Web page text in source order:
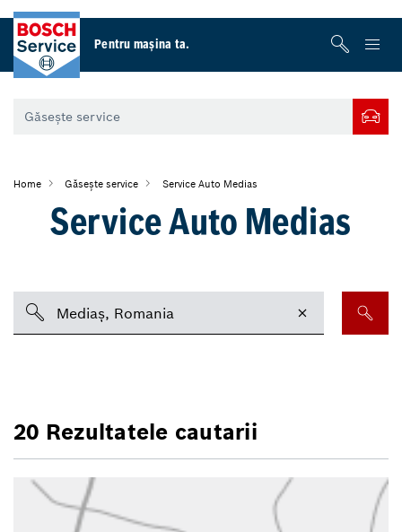
Pentru maşina ta.
Home Găsește service Service Auto Medias
Service Auto Medias